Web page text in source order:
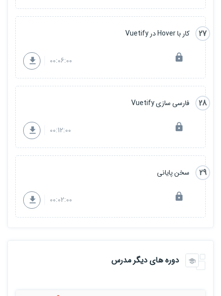
27 کار با Hover در Vuetify
00:06:00
28 فارسی سازی Vuetify
00:12:00
29 سخن پایانی
00:02:00
دوره های دیگر مدرس